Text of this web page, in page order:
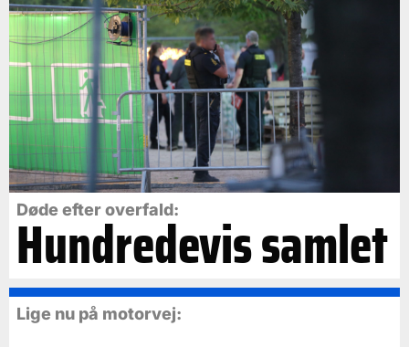
Døde efter overfald:
Hundredevis samlet
Lige nu på motorvej: